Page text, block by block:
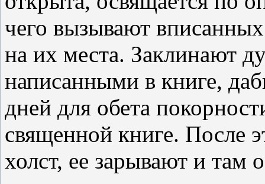
чего вызывают
на их места. Заклинают
написанными в книге,
дней для обета
священной книге. После
холст, ее зарывают и там